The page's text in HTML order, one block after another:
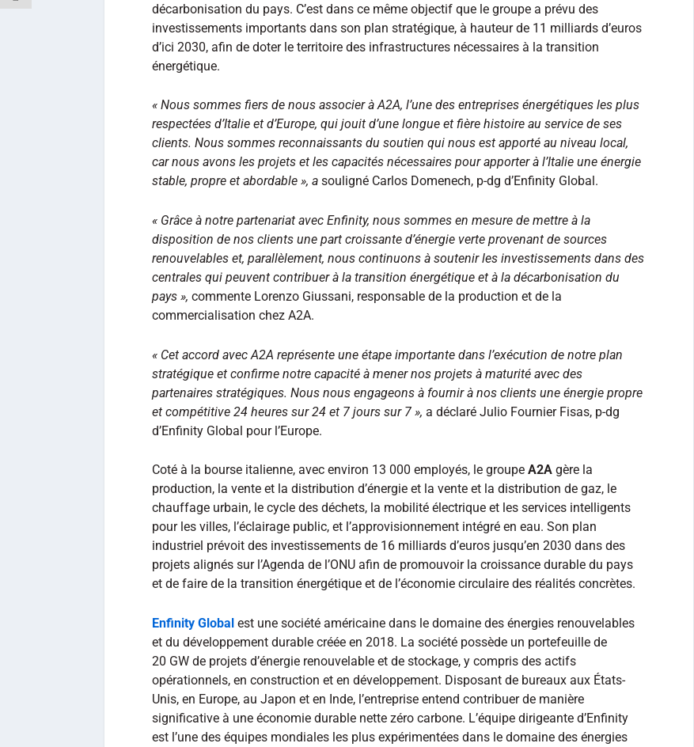
décarbonisation du pays. C’est dans ce même objectif que le groupe a prévu des
investissements importants dans son plan stratégique, à hauteur de 11 milliards d’euros
d’ici 2030, afin de doter le territoire des infrastructures nécessaires à la transition
énergétique.
« Nous sommes fiers de nous associer à A2A, l’une des entreprises énergétiques les plus
respectées d’Italie et d’Europe, qui jouit d’une longue et fière histoire au service de ses
clients. Nous sommes reconnaissants du soutien qui nous est apporté au niveau local,
car nous avons les projets et les capacités nécessaires pour apporter à l’Italie une énergie
stable, propre et abordable », a souligné Carlos Domenech, p-dg d’Enfinity Global.
« Grâce à notre partenariat avec Enfinity, nous sommes en mesure de mettre à la
disposition de nos clients une part croissante d’énergie verte provenant de sources
renouvelables et, parallèlement, nous continuons à soutenir les investissements dans des
centrales qui peuvent contribuer à la transition énergétique et à la décarbonisation du
pays », commente Lorenzo Giussani, responsable de la production et de la
commercialisation chez A2A.
« Cet accord avec A2A représente une étape importante dans l’exécution de notre plan
stratégique et confirme notre capacité à mener nos projets à maturité avec des
partenaires stratégiques. Nous nous engageons à fournir à nos clients une énergie propre
et compétitive 24 heures sur 24 et 7 jours sur 7 », a déclaré Julio Fournier Fisas, p-dg
d’Enfinity Global pour l’Europe.
Coté à la bourse italienne, avec environ 13 000 employés, le groupe A2A gère la
production, la vente et la distribution d’énergie et la vente et la distribution de gaz, le
chauffage urbain, le cycle des déchets, la mobilité électrique et les services intelligents
pour les villes, l’éclairage public, et l’approvisionnement intégré en eau. Son plan
industriel prévoit des investissements de 16 milliards d’euros jusqu’en 2030 dans des
projets alignés sur l’Agenda de l’ONU afin de promouvoir la croissance durable du pays
et de faire de la transition énergétique et de l’économie circulaire des réalités concrètes.
Enfinity Global est une société américaine dans le domaine des énergies renouvelables
et du développement durable créée en 2018. La société possède un portefeuille de
20 GW de projets d’énergie renouvelable et de stockage, y compris des actifs
opérationnels, en construction et en développement. Disposant de bureaux aux États-
Unis, en Europe, au Japon et en Inde, l’entreprise entend contribuer de manière
significative à une économie durable nette zéro carbone. L’équipe dirigeante d’Enfinity
est l’une des équipes mondiales les plus expérimentées dans le domaine des énergies